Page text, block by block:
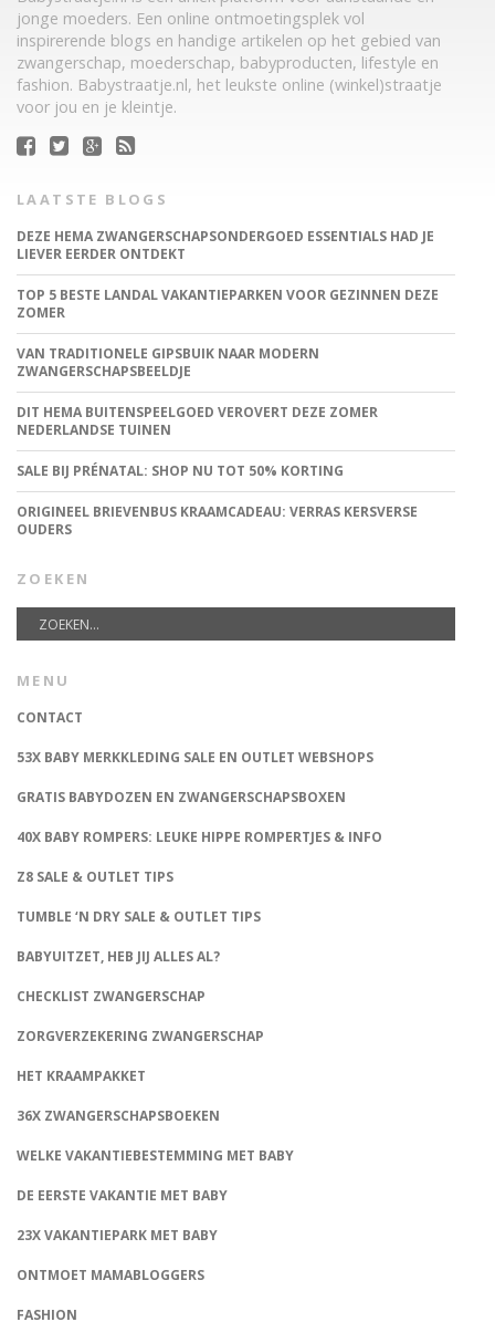
jonge moeders. Een online ontmoetingsplek vol
inspirerende blogs en handige artikelen op het gebied van
zwangerschap, moederschap, babyproducten, lifestyle en
fashion. Babystraatje.nl, het leukste online (winkel)straatje
voor jou en je kleintje.
LAATSTE BLOGS
DEZE HEMA ZWANGERSCHAPSONDERGOED ESSENTIALS HAD JE
LIEVER EERDER ONTDEKT
TOP 5 BESTE LANDAL VAKANTIEPARKEN VOOR GEZINNEN DEZE
ZOMER
VAN TRADITIONELE GIPSBUIK NAAR MODERN
ZWANGERSCHAPSBEELDJE
DIT HEMA BUITENSPEELGOED VEROVERT DEZE ZOMER
NEDERLANDSE TUINEN
SALE BIJ PRÉNATAL: SHOP NU TOT 50% KORTING
ORIGINEEL BRIEVENBUS KRAAMCADEAU: VERRAS KERSVERSE
OUDERS
ZOEKEN
MENU
CONTACT
53X BABY MERKKLEDING SALE EN OUTLET WEBSHOPS
GRATIS BABYDOZEN EN ZWANGERSCHAPSBOXEN
40X BABY ROMPERS: LEUKE HIPPE ROMPERTJES & INFO
Z8 SALE & OUTLET TIPS
TUMBLE ‘N DRY SALE & OUTLET TIPS
BABYUITZET, HEB JIJ ALLES AL?
CHECKLIST ZWANGERSCHAP
ZORGVERZEKERING ZWANGERSCHAP
HET KRAAMPAKKET
36X ZWANGERSCHAPSBOEKEN
WELKE VAKANTIEBESTEMMING MET BABY
DE EERSTE VAKANTIE MET BABY
23X VAKANTIEPARK MET BABY
ONTMOET MAMABLOGGERS
FASHION